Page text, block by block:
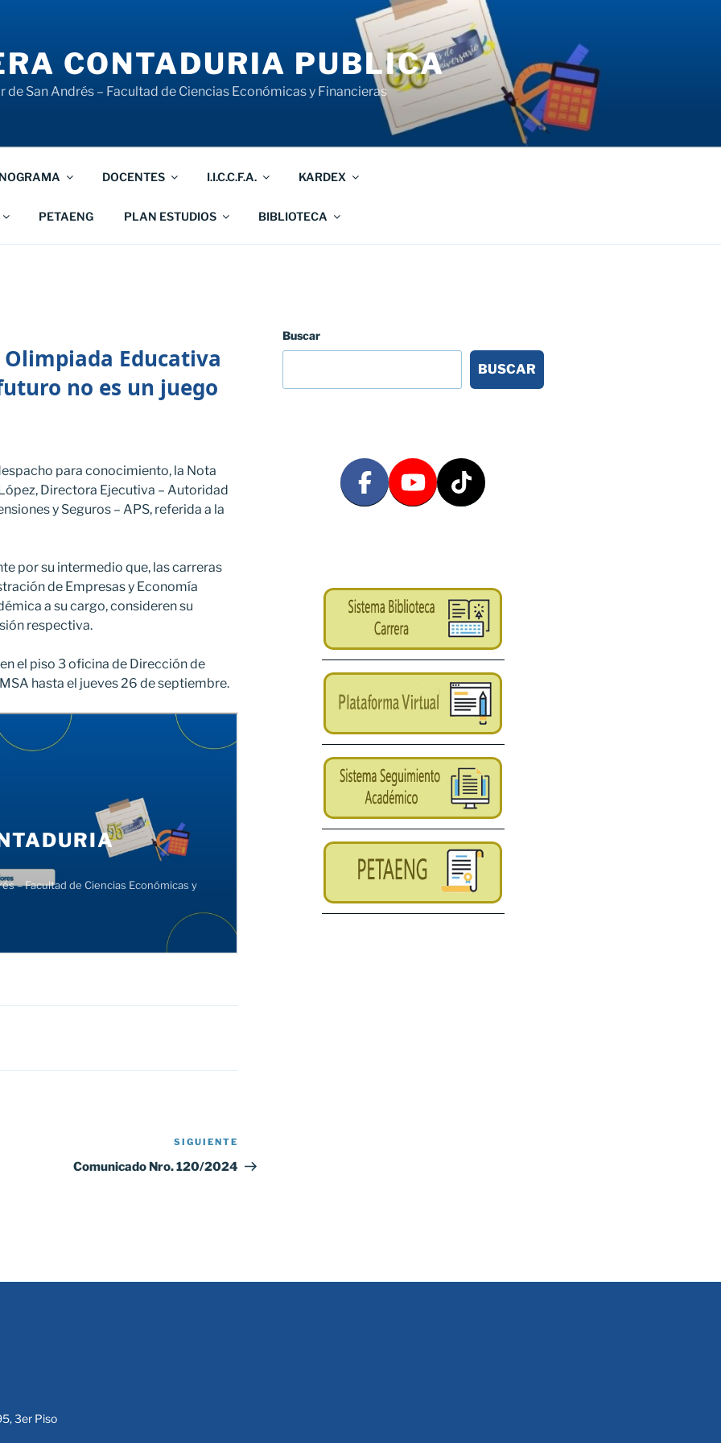
CONTADURIA PUBLICA
de San Andrés – Facultad de Ciencias Económicas y Financieras
DOCENTES I.I.C.C.F.A. KARDEX
PETAENG PLAN ESTUDIOS BIBLIOTECA
Educativa
no es un juego
para conocimiento, la Nota
Directora Ejecutiva – Autoridad
y Seguros – APS, referida a la
por su intermedio que, las carreras
de Empresas y Economía
a su cargo, consideren su
respectiva.
el piso 3 oficina de Dirección de
hasta el jueves 26 de septiembre.
entrada
SIGUIENTE
Comunicado Nro. 120/2024
Buscar
BUSCAR
3er Piso